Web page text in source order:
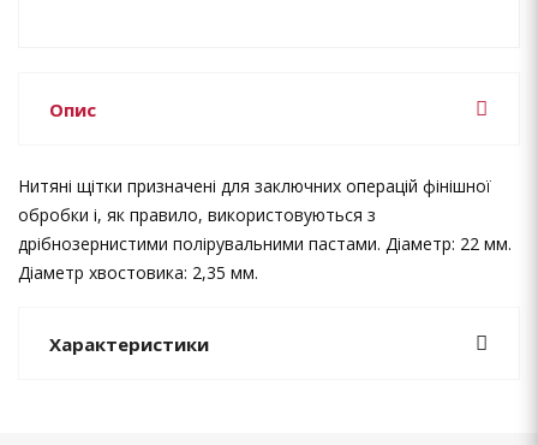
Опис
Нитяні щітки призначені для заключних операцій фінішної
обробки і, як правило, використовуються з
дрібнозернистими полірувальними пастами. Діаметр: 22 мм.
Діаметр хвостовика: 2,35 мм.
Характеристики